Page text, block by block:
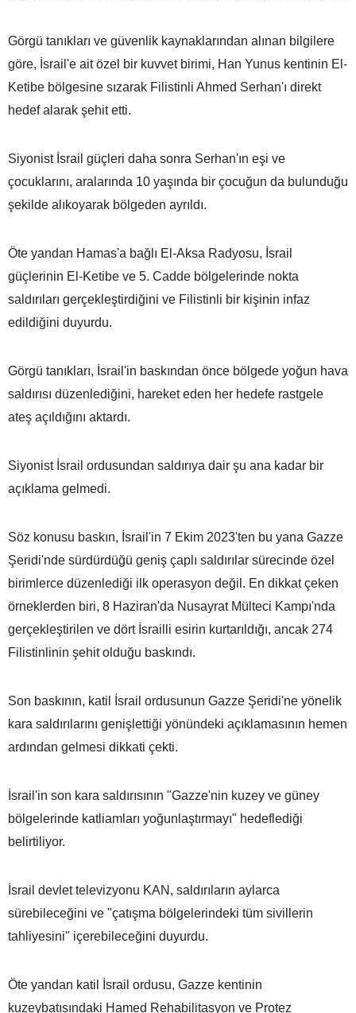
Görgü tanıkları ve güvenlik kaynaklarından alınan bilgilere
göre, İsrail'e ait özel bir kuvvet birimi, Han Yunus kentinin El-
Ketibe bölgesine sızarak Filistinli Ahmed Serhan'ı direkt
hedef alarak şehit etti.
Siyonist İsrail güçleri daha sonra Serhan'ın eşi ve
çocuklarını, aralarında 10 yaşında bir çocuğun da bulunduğu
şekilde alıkoyarak bölgeden ayrıldı.
Öte yandan Hamas'a bağlı El-Aksa Radyosu, İsrail
güçlerinin El-Ketibe ve 5. Cadde bölgelerinde nokta
saldırıları gerçekleştirdiğini ve Filistinli bir kişinin infaz
edildiğini duyurdu.
Görgü tanıkları, İsrail'in baskından önce bölgede yoğun hava
saldırısı düzenlediğini, hareket eden her hedefe rastgele
ateş açıldığını aktardı.
Siyonist İsrail ordusundan saldırıya dair şu ana kadar bir
açıklama gelmedi.
Söz konusu baskın, İsrail'in 7 Ekim 2023'ten bu yana Gazze
Şeridi'nde sürdürdüğü geniş çaplı saldırılar sürecinde özel
birimlerce düzenlediği ilk operasyon değil. En dikkat çeken
örneklerden biri, 8 Haziran'da Nusayrat Mülteci Kampı'nda
gerçekleştirilen ve dört İsrailli esirin kurtarıldığı, ancak 274
Filistinlinin şehit olduğu baskındı.
Son baskının, katil İsrail ordusunun Gazze Şeridi'ne yönelik
kara saldırılarını genişlettiği yönündeki açıklamasının hemen
ardından gelmesi dikkati çekti.
İsrail'in son kara saldırısının "Gazze'nin kuzey ve güney
bölgelerinde katliamları yoğunlaştırmayı" hedeflediği
belirtiliyor.
İsrail devlet televizyonu KAN, saldırıların aylarca
sürebileceğini ve "çatışma bölgelerindeki tüm sivillerin
tahliyesini" içerebileceğini duyurdu.
Öte yandan katil İsrail ordusu, Gazze kentinin
kuzeybatısındaki Hamed Rehabilitasyon ve Protez